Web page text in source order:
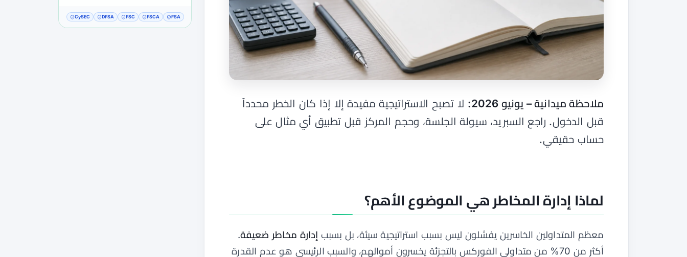
ملاحظة ميدانية – يونيو 2026:
لا تصبح الاستراتيجية مفيدة إلا إذا كان الخطر محدداً
قبل الدخول. راجع السبريد، سيولة الجلسة، وحجم المركز قبل تطبيق أي مثال على
حساب حقيقي.
لماذا إدارة المخاطر هي الموضوع الأهم؟
معظم المتداولين الخاسرين يفشلون ليس بسبب استراتيجية سيئة، بل بسبب إدارة مخاطر ضعيفة.
أكثر من 70% من متداولي الفوركس بالتجزئة يخسرون أموالهم، والسبب الرئيسي هو عدم القدرة
CySEC DFSA FSC FSCA FSA